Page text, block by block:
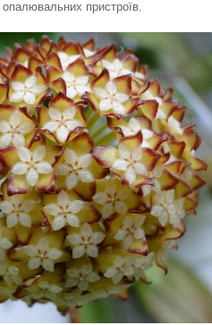
опалювальних пристроїв.